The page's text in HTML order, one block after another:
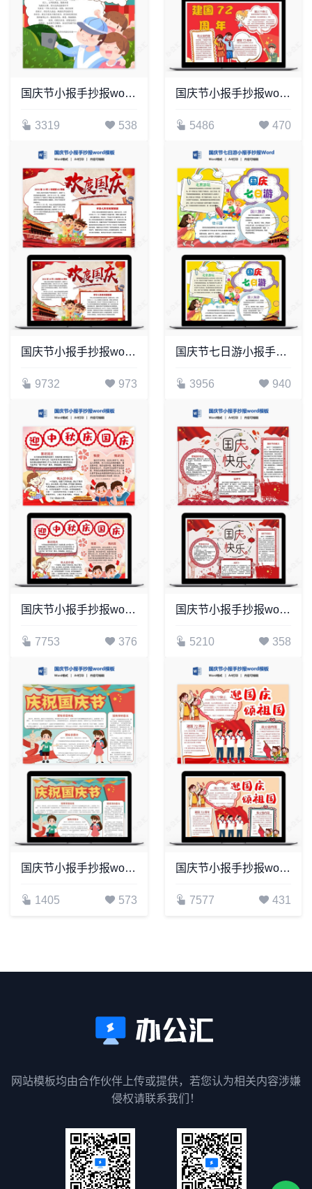
国庆节小报手抄报word模板(1)
3319 538
国庆节小报手抄报word模板(6)
5486 470
国庆节小报手抄报word模板(29)
9732 973
国庆节七日游小报手抄报Word模板
3956 940
国庆节小报手抄报word模板(5)
7753 376
国庆节小报手抄报word模板(19)
5210 358
国庆节小报手抄报word模板(24)
1405 573
国庆节小报手抄报word模板(10)
7577 431
网站模板均由合作伙伴上传或提供，若您认为相关内容涉嫌
侵权请联系我们！